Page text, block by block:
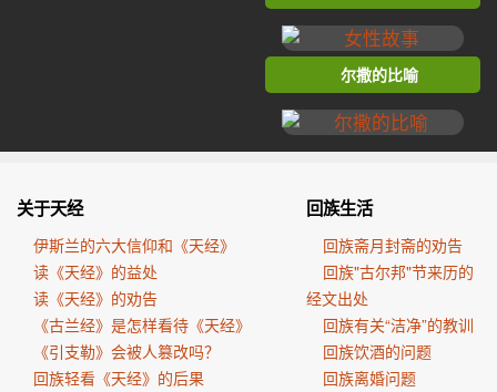
尔撒的比喻
关于天经
伊斯兰的六大信仰和《天经》
读《天经》的益处
读《天经》的劝告
《古兰经》是怎样看待《天经》
《引支勒》会被人篡改吗？
回族轻看《天经》的后果
回族生活
回族斋月封斋的劝告
回族"古尔邦"节来历的
经文出处
回族有关“洁净”的教训
回族饮酒的问题
回族离婚问题